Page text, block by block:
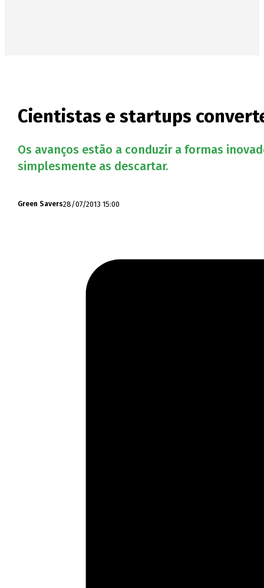
Cientistas e startups
Os avanços estão a conduzir a formas
simplesmente as descartar.
Green Savers28/07/2013 15:00